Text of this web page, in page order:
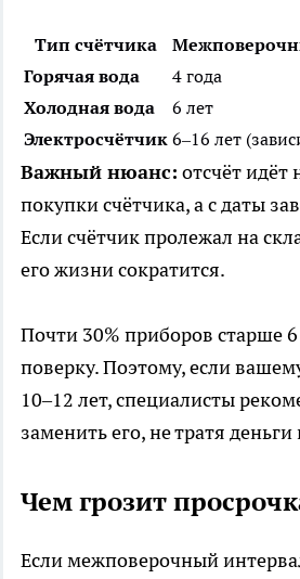
Тип счётчика
Горячая вода
4 года
Холодная вода
6 лет
Электросчётчик 6–16 лет
Важный нюанс: отсчёт идёт
покупки счётчика, а с даты
Если счётчик пролежал на
его жизни сократится.
Почти 30% приборов старше
поверку. Поэтому, если
10–12 лет, специалисты
заменить его, не тратя деньги
Чем грозит
Если межповерочный